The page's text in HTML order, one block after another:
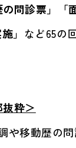
問診票」「
」 など65の
粋＞
や移動歴の